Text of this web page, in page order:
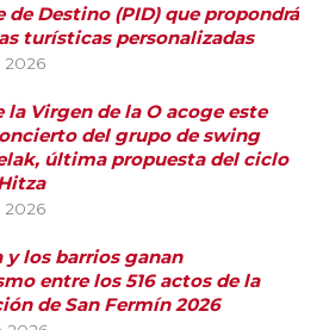
Destino (PID) que propondrá
turísticas personalizadas
2026
la Virgen de la O acoge este
del grupo de swing
última propuesta del ciclo
2026
y los barrios ganan
entre los 516 actos de la
de San Fermín 2026